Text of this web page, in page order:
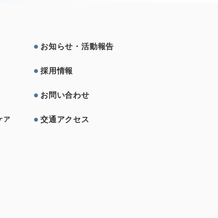
ア
お知らせ・活動報告
採⽤情報
お問い合わせ
交通アクセス